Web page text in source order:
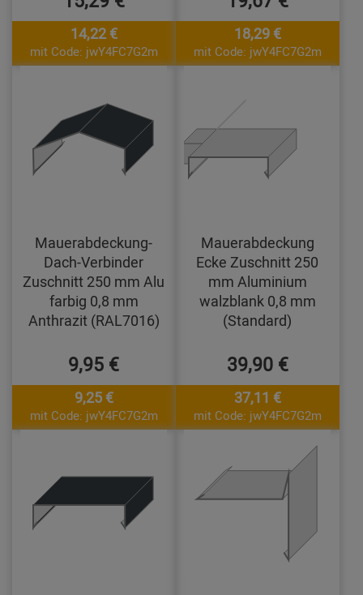
14,22 €
mit Code: jwY4FC7G2m
18,29 €
mit Code: jwY4FC7G2m
Mauerabdeckung-
Dach-Verbinder
Zuschnitt 250 mm Alu
farbig 0,8 mm
Anthrazit (RAL7016)
9,95 €
9,25 €
mit Code: jwY4FC7G2m
Mauerabdeckung
Ecke Zuschnitt 250
mm Aluminium
walzblank 0,8 mm
(Standard)
39,90 €
37,11 €
mit Code: jwY4FC7G2m